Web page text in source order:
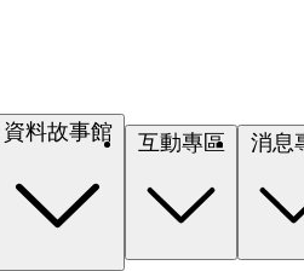
資料故事館